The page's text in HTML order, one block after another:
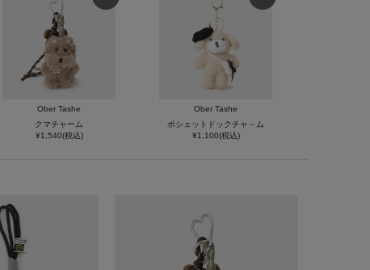
Ober Tashe
クマチャーム
¥1,540(税込)
Ober Tashe
ポシェットドックチャ－ム
¥1,100(税込)